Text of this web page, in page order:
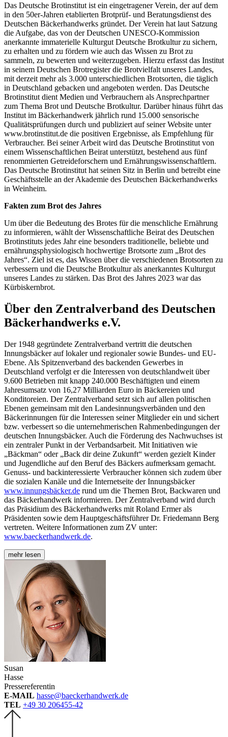
Das Deutsche Brotinstitut ist ein eingetragener Verein, der auf dem
in den 50er-Jahren etablierten Brotprüf- und Beratungsdienst des
Deutschen Bäckerhandwerks gründet. Der Verein hat laut Satzung
die Aufgabe, das von der Deutschen UNESCO-Kommission
anerkannte immaterielle Kulturgut Deutsche Brotkultur zu sichern,
zu erhalten und zu fördern wie auch das Wissen zu Brot zu
sammeln, zu bewerten und weiterzugeben. Hierzu erfasst das Institut
in seinem Deutschen Brotregister die Brotvielfalt unseres Landes,
mit derzeit mehr als 3.000 unterschiedlichen Brotsorten, die täglich
in Deutschland gebacken und angeboten werden. Das Deutsche
Brotinstitut dient Medien und Verbrauchern als Ansprechpartner
zum Thema Brot und Deutsche Brotkultur. Darüber hinaus führt das
Institut im Bäckerhandwerk jährlich rund 15.000 sensorische
Qualitätsprüfungen durch und publiziert auf seiner Website unter
www.brotinstitut.de die positiven Ergebnisse, als Empfehlung für
Verbraucher. Bei seiner Arbeit wird das Deutsche Brotinstitut von
einem Wissenschaftlichen Beirat unterstützt, bestehend aus fünf
renommierten Getreideforschern und Ernährungswissenschaftlern.
Das Deutsche Brotinstitut hat seinen Sitz in Berlin und betreibt eine
Geschäftsstelle an der Akademie des Deutschen Bäckerhandwerks
in Weinheim.
Fakten zum Brot des Jahres
Um über die Bedeutung des Brotes für die menschliche Ernährung
zu informieren, wählt der Wissenschaftliche Beirat des Deutschen
Brotinstituts jedes Jahr eine besonders traditionelle, beliebte und
ernährungsphysiologisch hochwertige Brotsorte zum „Brot des
Jahres“. Ziel ist es, das Wissen über die verschiedenen Brotsorten zu
verbessern und die Deutsche Brotkultur als anerkanntes Kulturgut
unseres Landes zu stärken. Das Brot des Jahres 2023 war das
Kürbiskernbrot.
Über den Zentralverband des Deutschen
Bäckerhandwerks e.V.
Der 1948 gegründete Zentralverband vertritt die deutschen
Innungsbäcker auf lokaler und regionaler sowie Bundes- und EU-
Ebene. Als Spitzenverband des backenden Gewerbes in
Deutschland verfolgt er die Interessen von deutschlandweit über
9.600 Betrieben mit knapp 240.000 Beschäftigten und einem
Jahresumsatz von 16,27 Milliarden Euro in Bäckereien und
Konditoreien. Der Zentralverband setzt sich auf allen politischen
Ebenen gemeinsam mit den Landesinnungsverbänden und den
Bäckerinnungen für die Interessen seiner Mitglieder ein und sichert
bzw. verbessert so die unternehmerischen Rahmenbedingungen der
deutschen Innungsbäcker. Auch die Förderung des Nachwuchses ist
ein zentraler Punkt in der Verbandsarbeit. Mit Initiativen wie
„Bäckman“ oder „Back dir deine Zukunft“ werden gezielt Kinder
und Jugendliche auf den Beruf des Bäckers aufmerksam gemacht.
Genuss- und backinteressierte Verbraucher können sich zudem über
die sozialen Kanäle und die Internetseite der Innungsbäcker
www.innungsbäcker.de rund um die Themen Brot, Backwaren und
das Bäckerhandwerk informieren. Der Zentralverband wird durch
das Präsidium des Bäckerhandwerks mit Roland Ermer als
Präsidenten sowie dem Hauptgeschäftsführer Dr. Friedemann Berg
vertreten. Weitere Informationen zum ZV unter:
www.baeckerhandwerk.de.
mehr lesen
Susan
Hasse
Pressereferentin
E-MAIL hasse@baeckerhandwerk.de
TEL +49 30 206455-42